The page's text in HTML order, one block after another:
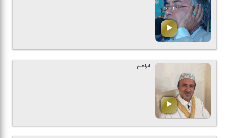
ابراهیم